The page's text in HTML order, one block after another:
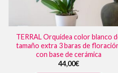
TERRAL Orquídea color blanco
tamaño extra 3 baras de
con base de cerámica
44,00€